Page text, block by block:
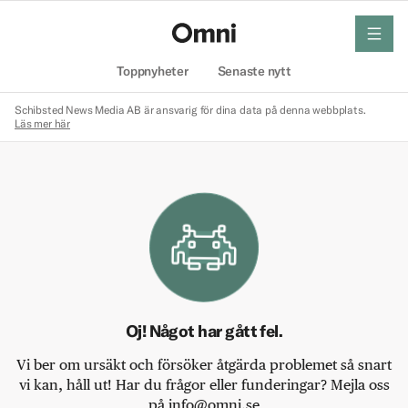
Toppnyheter Senaste nytt
meny
Schibsted News Media AB är ansvarig för dina data på denna webbplats.
Läs mer här
Oj! Något har gått fel.
Vi ber om ursäkt och försöker åtgärda problemet så snart
vi kan, håll ut! Har du frågor eller funderingar? Mejla oss